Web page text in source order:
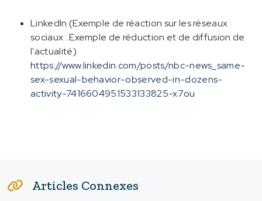
LinkedIn (Exemple de réaction sur les réseaux
sociaux : Exemple de réduction et de diffusion de
l'actualité)
https://www.linkedin.com/posts/nbc-news_same-
sex-sexual-behavior-observed-in-dozens-
activity-7416604951533133825-x7ou
Articles Connexes